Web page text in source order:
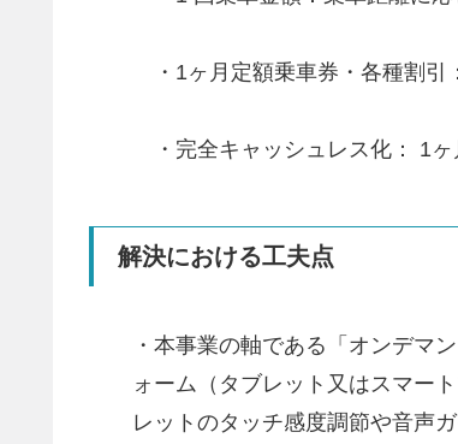
・1ヶ月定額乗車券・各種割引
・完全キャッシュレス化： 1ヶ
解決における工夫点
・本事業の軸である「オンデマ
ォーム（タブレット又はスマー
レットのタッチ感度調節や音声